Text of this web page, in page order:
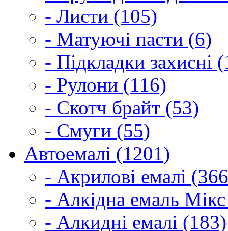
- Листи (105)
- Матуючі пасти (6)
- Підкладки захисні
- Рулони (116)
- Скотч брайт (53)
- Смуги (55)
Автоемалі (1201)
- Акрилові емалі
- Алкідна емаль
- Алкидні емалі (183)